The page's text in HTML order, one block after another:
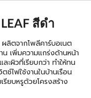
สีดำ
ลิตจากโพลีคาร์บอเนต
เพิ่มความแกร่งด้านหน้า
ะผิวที่เรียบกว่า ทำให้ทน
ช์ไฟใช้งานในบ้านเรือน
ยบหรูด้วยโครงสร้าง